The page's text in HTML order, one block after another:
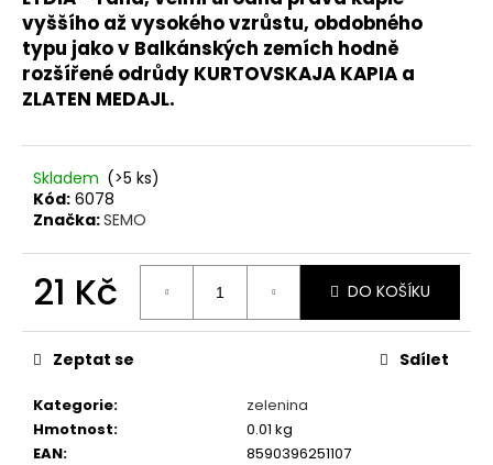
vyššího až vysokého vzrůstu, obdobného
typu jako v Balkánských zemích hodně
rozšířené odrůdy KURTOVSKAJA KAPIA a
ZLATEN MEDAJL.
Skladem (>5 ks)
Kód: 6078
Značka:SEMO
21 Kč
cena:
DO KOŠÍKU
Kategorie:
zelenina
Hmotnost:
0.01 kg
EAN: 8590396251107
Zeptat se Sdílet
D
o
p
o
r
u
e
m
MAGIC
OCEAN
BREEZE
16L/6,3KG